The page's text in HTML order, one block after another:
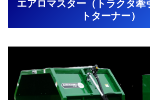
エアロマスター（トラクタ牽
トターナー）